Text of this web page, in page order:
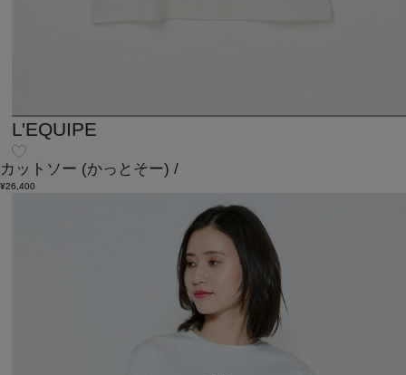
L'EQUIPE
カットソー (かっとそー) /
¥26,400